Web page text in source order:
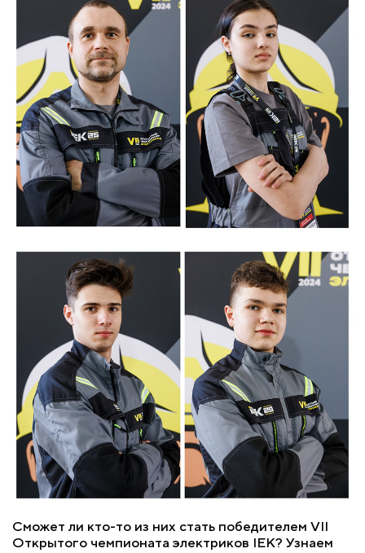
Сможет ли кто-то из них стать победителем VII
Открытого чемпионата электриков IEK? Узнаем